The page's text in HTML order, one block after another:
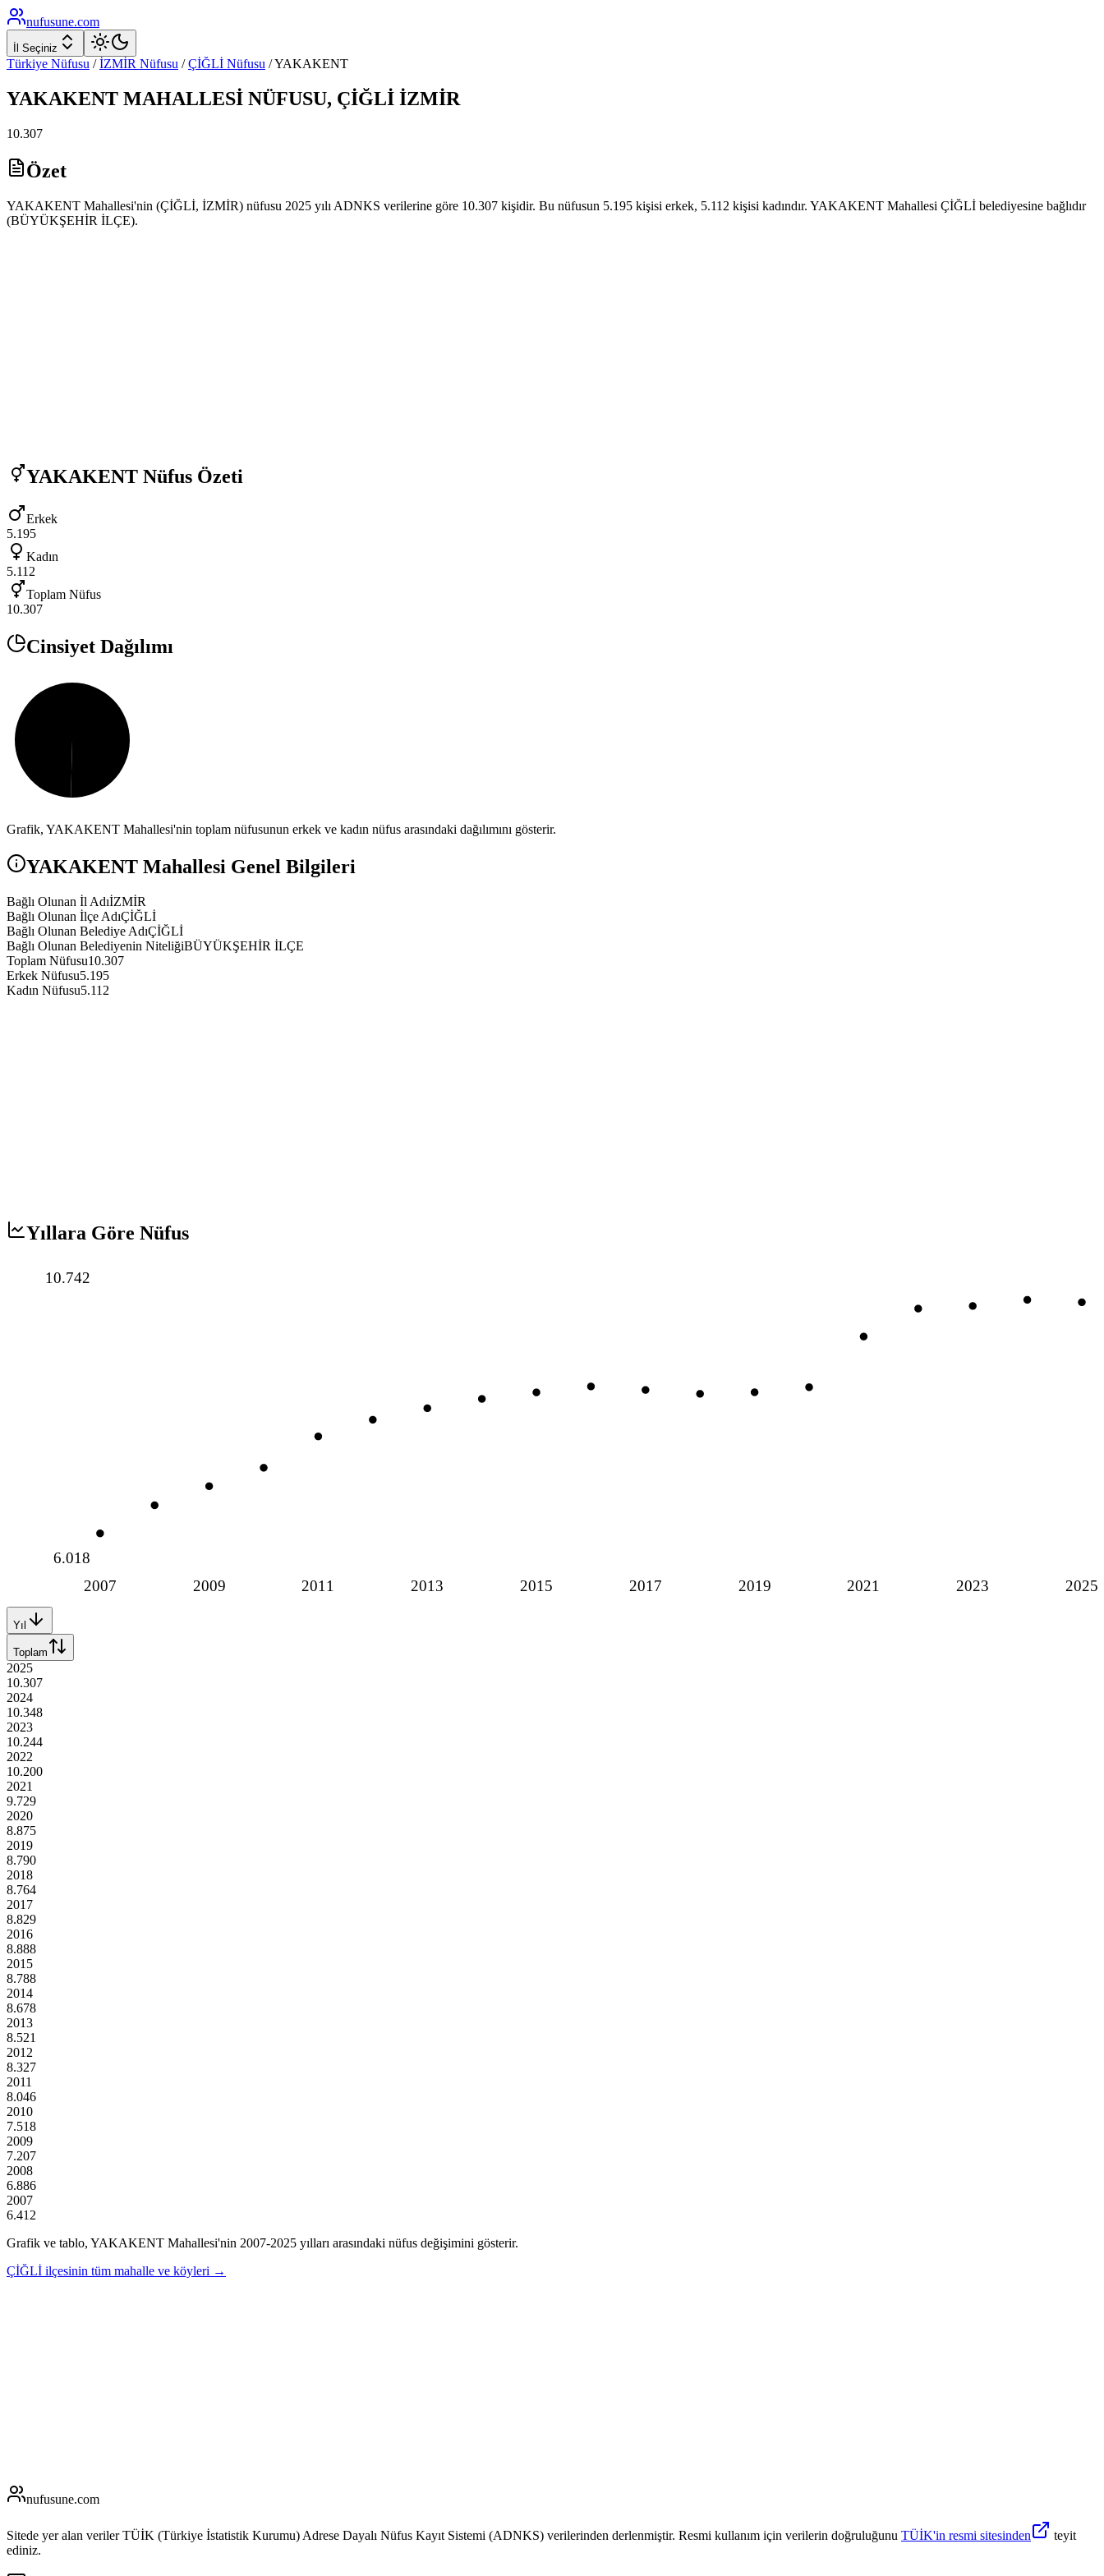
nufusune.com
İl Seçiniz
Türkiye Nüfusu / İZMİR Nüfusu / ÇİĞLİ Nüfusu /YAKAKENT
YAKAKENT MAHALLESİ NÜFUSU, ÇİĞLİ İZMİR
10.307
Özet
YAKAKENT Mahallesi'nin (ÇİĞLİ, İZMİR) nüfusu 2025 yılı ADNKS verilerine göre 10.307 kişidir. Bu nüfusun 5.195 kişisi erkek, 5.112 kişisi kadındır. YAKAKENT Mahallesi ÇİĞLİ belediyesine bağlıdır
(BÜYÜKŞEHİR İLÇE).
YAKAKENT Nüfus Özeti
Erkek
5.195
Kadın
5.112
Toplam Nüfus
10.307
Cinsiyet Dağılımı
Grafik, YAKAKENT Mahallesi'nin toplam nüfusunun erkek ve kadın nüfus arasındaki dağılımını gösterir.
YAKAKENT Mahallesi Genel Bilgileri
Bağlı Olunan İl AdıİZMİR
Bağlı Olunan İlçe AdıÇİĞLİ
Bağlı Olunan Belediye AdıÇİĞLİ
Bağlı Olunan Belediyenin NiteliğiBÜYÜKŞEHİR İLÇE
Toplam Nüfusu10.307
Erkek Nüfusu5.195
Kadın Nüfusu5.112
Yıllara Göre Nüfus
2007 2009 2011 2013 2015 2017 2019 2021 2023 2025
10.742
6.018
Yıl
Toplam
2025
10.307
2024
10.348
2023
10.244
2022
10.200
2021
9.729
2020
8.875
2019
8.790
2018
8.764
2017
8.829
2016
8.888
2015
8.788
2014
8.678
2013
8.521
2012
8.327
2011
8.046
2010
7.518
2009
7.207
2008
6.886
2007
6.412
Grafik ve tablo, YAKAKENT Mahallesi'nin 2007-2025 yılları arasındaki nüfus değişimini gösterir.
ÇİĞLİ ilçesinin tüm mahalle ve köyleri →
nufusune.com
Sitede yer alan veriler TÜİK (Türkiye İstatistik Kurumu) Adrese Dayalı Nüfus Kayıt Sistemi (ADNKS) verilerinden derlenmiştir. Resmi kullanım için verilerin doğruluğunu TÜİK'in resmi sitesinden
teyit
ediniz.